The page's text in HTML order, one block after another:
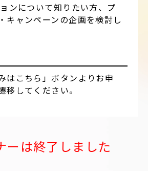
ンについて知りたい方、プ
キャンペーンの企画を検討し
はこちら」ボタンよりお申
移してください。
ーは終了しました